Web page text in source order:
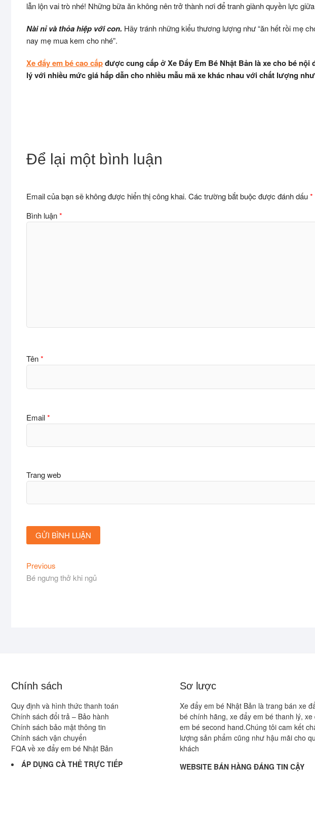
lẫn lộn vai trò nhé! Những bữa ăn không nên trở thành nơi để tranh giành quyền lực
Nài nỉ và thỏa hiệp với con. Hãy tránh những kiểu thương lượng như “ăn hết rồi mẹ
nay mẹ mua kem cho nhé”.
Xe đẩy em bé cao cấpđược cung cấp ở Xe Đẩy Em Bé Nhật Bản là xe cho bé nội
lý với nhiều mức giá hấp dẫn cho nhiều mẫu mã xe khác nhau với chất lượng
Để lại một bình luận
Email của bạn sẽ không được hiển thị công khai. Các trường bắt buộc được đánh dấu*
Bình luận*
Tên*
Email*
Trang web
Điều
hướng
Previous
post:
Bé ngưng thở khi ngủ
Chính sách
Quy định và hình thức thanh toán
Chính sách đổi trả – Bảo hành
Chính sách bảo mật thông tin
Chính sách vận chuyển
FQA về xe đẩy em bé Nhật Bản
ÁP DỤNG CÀ THẺ TRỰC TIẾP
Sơ lược
Xe đẩy em bé Nhật Bản là trang bán xe
bé chính hãng, xe đẩy em bé thanh lý, xe
em bé second hand.Chúng tôi cam kết
lượng sản phẩm cũng như hậu mãi cho
khách
WEBSITE BÁN HÀNG ĐÁNG TIN CẬY